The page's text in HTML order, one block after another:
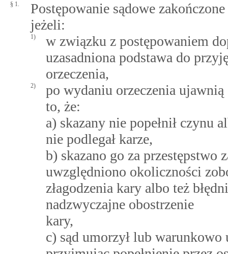
§ 1.
Postępowanie sądowe
jeżeli:
1)
w związku z postępowaniem
uzasadniona podstawa do
orzeczenia,
2)
po wydaniu orzeczenia
to, że:
a) skazany nie popełnił czynu
nie podlegał karze,
b) skazano go za przestępstwo
uwzględniono okoliczności
złagodzenia kary albo też
nadzwyczajne obostrzenie
kary,
c) sąd umorzył lub warunkowo